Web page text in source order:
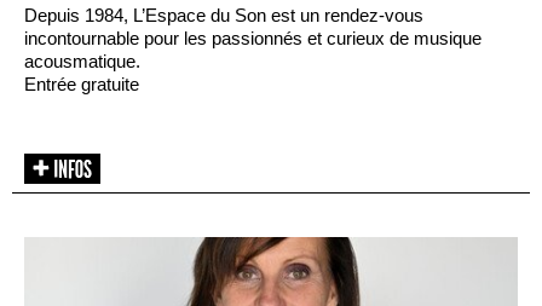
Depuis 1984, L’Espace du Son est un rendez-vous
incontournable pour les passionnés et curieux de musique
acousmatique.
Entrée gratuite